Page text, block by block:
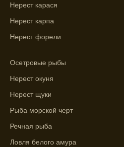
ловли в разных
прогноз клева.
температуры воды
клева.
Лучше всего ловить
максимального
как указывает прогноз
Прогноз клева на
Нерест карася
Нерест карпа
Нерест форели
Осетровые рыбы
Нерест окуня
Нерест щуки
Рыба морской черт
Речная рыба
Ловля белого амура